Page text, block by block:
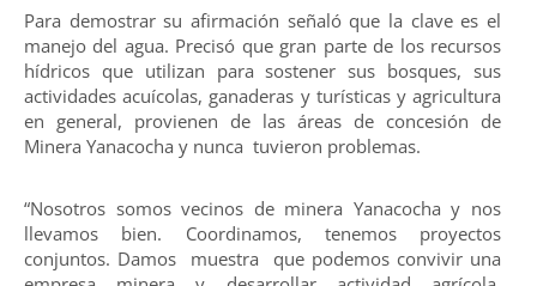
Para demostrar su afirmación señaló que la clave es el
manejo del agua. Precisó que gran parte de los recursos
hídricos que utilizan para sostener sus bosques, sus
actividades acuícolas, ganaderas y turísticas y agricultura
en general, provienen de las áreas de concesión de
Minera Yanacocha y nunca tuvieron problemas.
“Nosotros somos vecinos de minera Yanacocha y nos
llevamos bien. Coordinamos, tenemos proyectos
conjuntos. Damos muestra que podemos convivir una